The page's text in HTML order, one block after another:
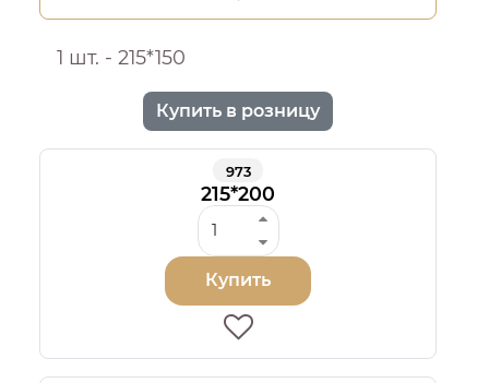
1 шт. - 215*150
Купить в розницу
973
215*200
Купить